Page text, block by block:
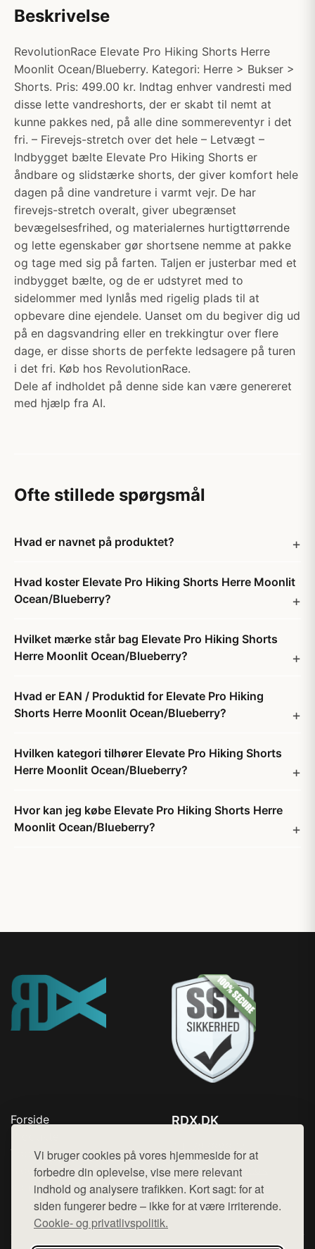
Vi bruger cookies på vores hjemmeside for at
forbedre din oplevelse, vise mere relevant
indhold og analysere trafikken. Kort sagt: for at
siden fungerer bedre – ikke for at være irriterende.
Cookie- og privatlivspolitik.
Beskrivelse
RevolutionRace Elevate Pro Hiking Shorts Herre
Moonlit Ocean/Blueberry. Kategori: Herre > Bukser >
Shorts. Pris: 499.00 kr. Indtag enhver vandresti med
disse lette vandreshorts, der er skabt til nemt at
kunne pakkes ned, på alle dine sommereventyr i det
fri. – Firevejs-stretch over det hele – Letvægt –
Indbygget bælte Elevate Pro Hiking Shorts er
åndbare og slidstærke shorts, der giver komfort hele
dagen på dine vandreture i varmt vejr. De har
firevejs-stretch overalt, giver ubegrænset
bevægelsesfrihed, og materialernes hurtigttørrende
og lette egenskaber gør shortsene nemme at pakke
og tage med sig på farten. Taljen er justerbar med et
indbygget bælte, og de er udstyret med to
sidelommer med lynlås med rigelig plads til at
opbevare dine ejendele. Uanset om du begiver dig ud
på en dagsvandring eller en trekkingtur over flere
dage, er disse shorts de perfekte ledsagere på turen
i det fri. Køb hos RevolutionRace.
Dele af indholdet på denne side kan være genereret
med hjælp fra AI.
Ofte stillede spørgsmål
Hvad er navnet på produktet?
Hvad koster Elevate Pro Hiking Shorts Herre Moonlit
Ocean/Blueberry?
Hvilket mærke står bag Elevate Pro Hiking Shorts
Herre Moonlit Ocean/Blueberry?
Hvad er EAN / Produktid for Elevate Pro Hiking
Shorts Herre Moonlit Ocean/Blueberry?
Hvilken kategori tilhører Elevate Pro Hiking Shorts
Herre Moonlit Ocean/Blueberry?
Hvor kan jeg købe Elevate Pro Hiking Shorts Herre
Moonlit Ocean/Blueberry?
Forside
Top Rabatter
Blog
Kontakt
RDX.DK
Mail: hej@want.dk
Cookie- og privatlivspolitik